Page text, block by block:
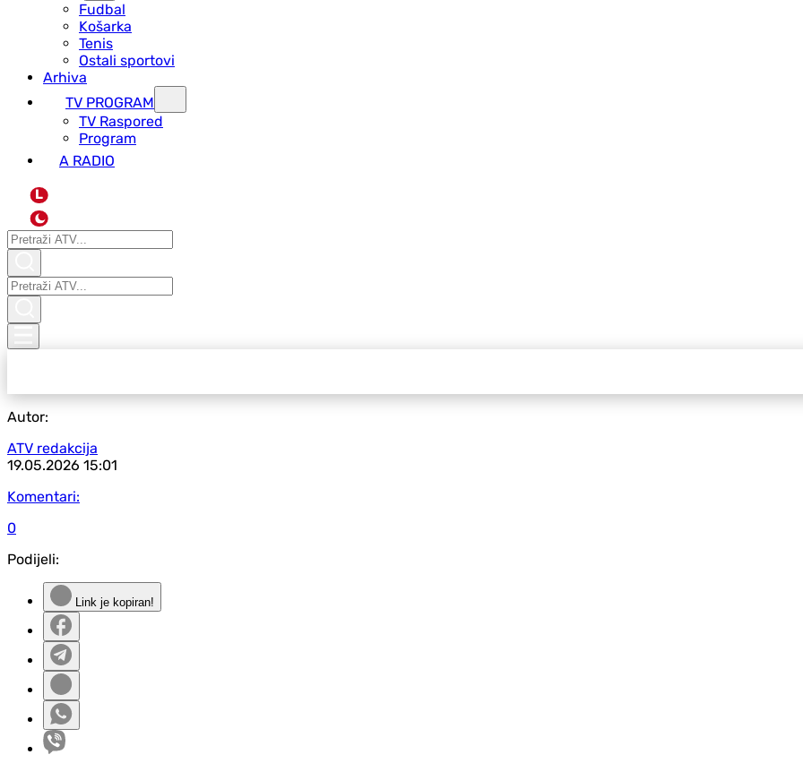
Fudbal
Košarka
Tenis
Ostali sportovi
Arhiva
TV PROGRAM
ТV Raspored
Program
A RADIO
L
Autor:
ATV redakcija
19.05.2026 15:01
Komentari:
0
Podijeli:
Link je kopiran!